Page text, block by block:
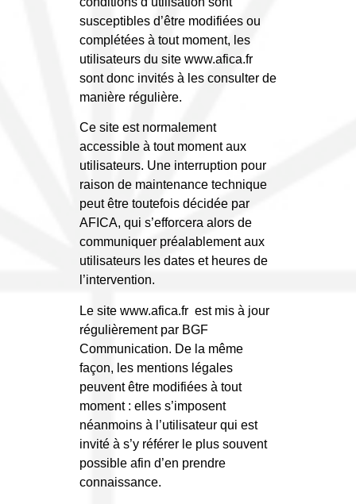
susceptibles d’être modifiées ou
complétées à tout moment, les
utilisateurs du site www.afica.fr
sont donc invités à les consulter de
manière régulière.
Ce site est normalement
accessible à tout moment aux
utilisateurs. Une interruption pour
raison de maintenance technique
peut être toutefois décidée par
AFICA, qui s’efforcera alors de
communiquer préalablement aux
utilisateurs les dates et heures de
l’intervention.
Le site www.afica.fr est mis à jour
régulièrement par BGF
Communication. De la même
façon, les mentions légales
peuvent être modifiées à tout
moment : elles s’imposent
néanmoins à l’utilisateur qui est
invité à s’y référer le plus souvent
possible afin d’en prendre
connaissance.